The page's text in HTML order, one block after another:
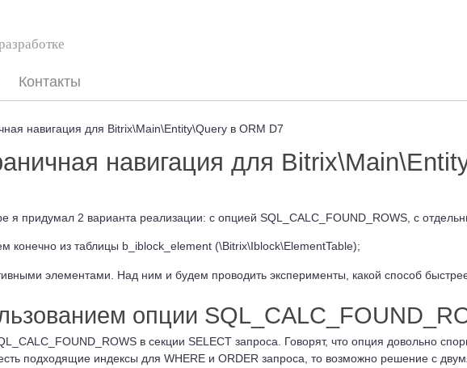
Контакты
навигация для Bitrix\Main\Entity\Query в ORM D7
навигация для
я придумал 2 варианта реализации: с опцией SQL_CALC_FOUND_ROWS, с
из таблицы b_iblock_element (\Bitrix\Iblock\ElementTable);
элементами. Над ним и будем проводить эксперименты, какой способ
опции
в секции SELECT запроса. Говорят, что опция довольно
подходящие индексы для WHERE и ORDER запроса, то возможно решение с